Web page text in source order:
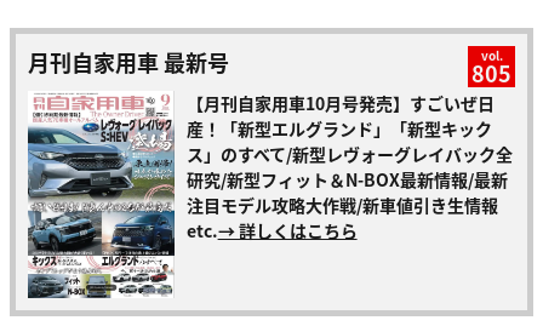
月刊自家用車 最新号 vol.
805
【月刊自家用車10月号発売】すごいぜ日
産！「新型エルグランド」「新型キック
ス」のすべて/新型レヴォーグレイバック全
研究/新型フィット＆N-BOX最新情報/最新
注目モデル攻略大作戦/新車値引き生情報
etc.→ 詳しくはこちら